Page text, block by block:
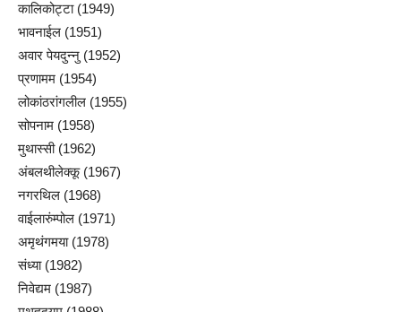
कालिकोट्टा (1949)
भावनाईल (1951)
अवार पेयदुन्नु (1952)
प्रणामम (1954)
लोकांठरांगलील (1955)
सोपनाम (1958)
मुथास्सी (1962)
अंबलथीलेक्कू (1967)
नगरथिल (1968)
वाईलारुंम्पोल (1971)
अमृथंगमया (1978)
संध्या (1982)
निवेद्यम (1987)